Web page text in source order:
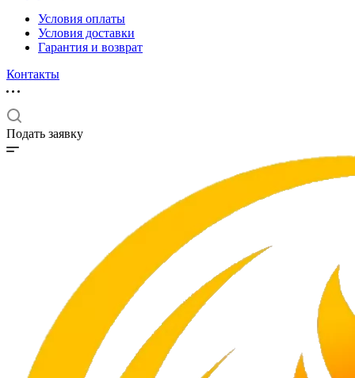
Условия оплаты
Условия доставки
Гарантия и возврат
Контакты
Подать заявку